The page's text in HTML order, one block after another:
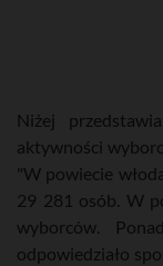
Niżej
aktywności
"W powiecie
29 281 osób. W
wyborców.
odpowiedziało